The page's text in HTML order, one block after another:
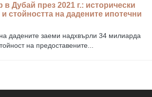
в Дубай през 2021 г.: исторически
стойността на дадените ипотечни
дадените заеми надхвърли 34 милиарда
на предоставените...